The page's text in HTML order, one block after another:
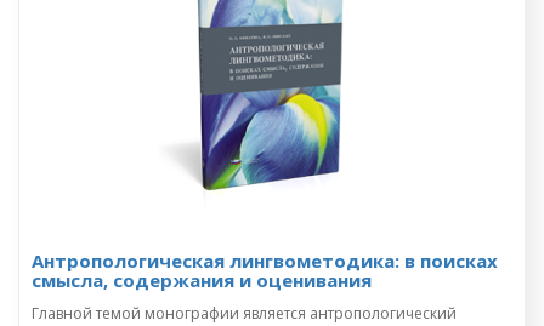
Антропологическая лингвометодика: в поисках
смысла, содержания и оценивания
Главной темой монографии является антропологический